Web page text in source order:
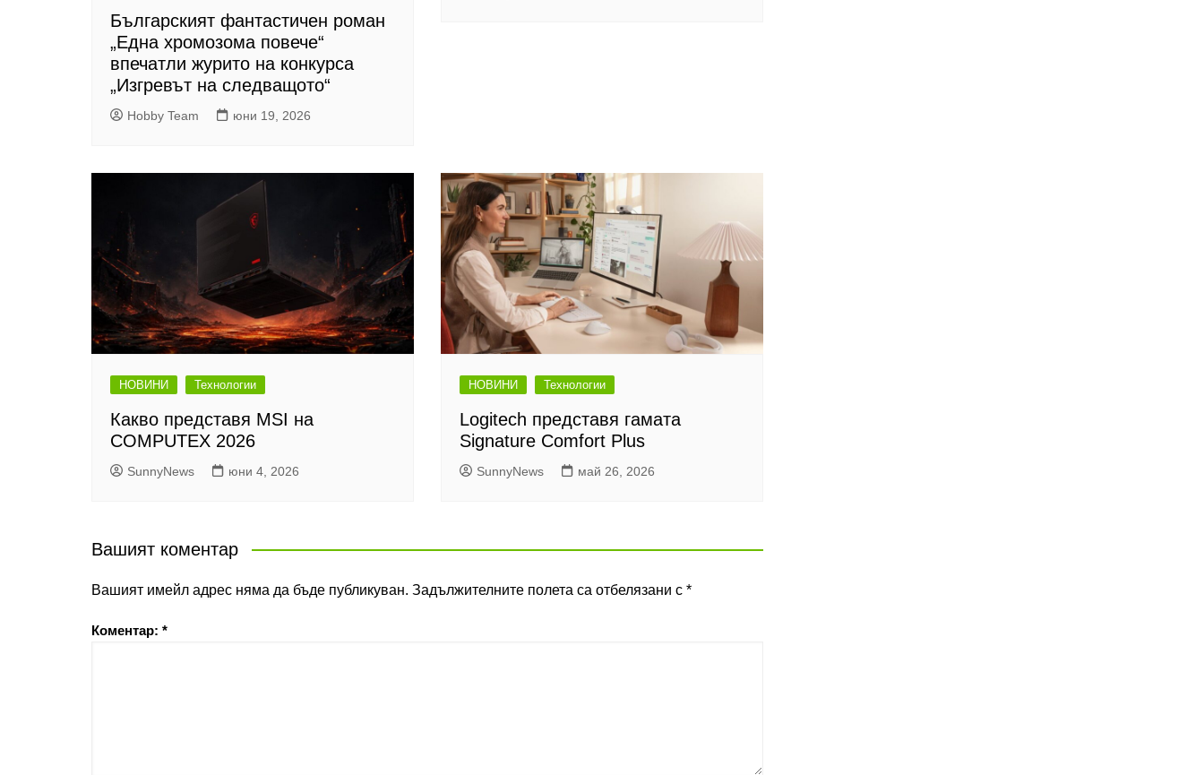
Българският фантастичен роман
„Една хромозома повече“
впечатли журито на конкурса
„Изгревът на следващото“
Hobby Team юни 19, 2026
НОВИНИ Технологии
Какво представя MSI на
COMPUTEX 2026
SunnyNews юни 4, 2026
НОВИНИ Технологии
Logitech представя гамата
Signature Comfort Plus
SunnyNews май 26, 2026
Вашият коментар
Вашият имейл адрес няма да бъде публикуван. Задължителните полета са отбелязани с *
Коментар: *